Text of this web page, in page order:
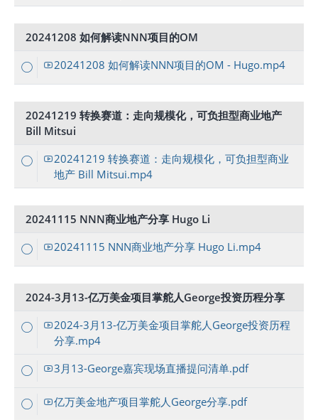
20241208 如何解读NNN项目的OM
20241208 如何解读NNN项目的OM - Hugo.mp4
20241219 转换赛道：走向规模化，可负担型商业地产
Bill Mitsui
20241219 转换赛道：走向规模化，可负担型商业
地产 Bill Mitsui.mp4
20241115 NNN商业地产分享 Hugo Li
20241115 NNN商业地产分享 Hugo Li.mp4
2024-3月13-亿万美金项目掌舵人George投资历程分享
2024-3月13-亿万美金项目掌舵人George投资历程
分享.mp4
3月13-George嘉宾现场直播提问清单.pdf
亿万美金地产项目掌舵人George分享.pdf